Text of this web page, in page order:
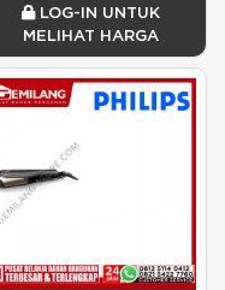
LOG-IN UNTUK
MELIHAT HARGA